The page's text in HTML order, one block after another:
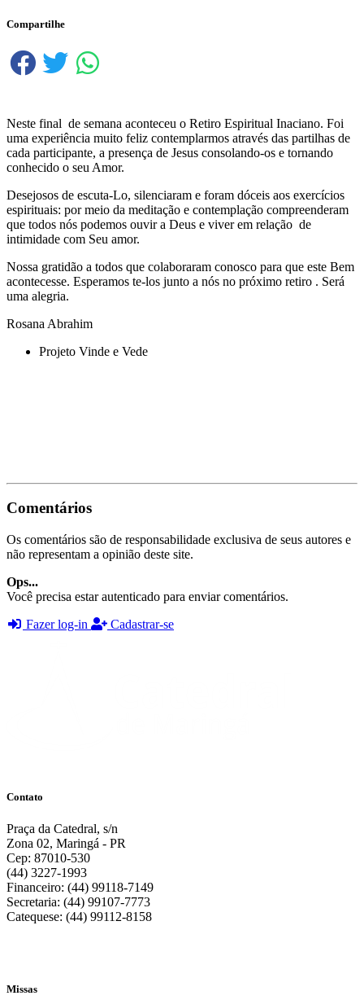
Compartilhe
Neste final de semana aconteceu o Retiro Espiritual Inaciano. Foi
uma experiência muito feliz contemplarmos através das partilhas de
cada participante, a presença de Jesus consolando-os e tornando
conhecido o seu Amor.
Desejosos de escuta-Lo, silenciaram e foram dóceis aos exercícios
espirituais: por meio da meditação e contemplação compreenderam
que todos nós podemos ouvir a Deus e viver em relação de
intimidade com Seu amor.
Nossa gratidão a todos que colaboraram conosco para que este Bem
acontecesse. Esperamos te-los junto a nós no próximo retiro . Será
uma alegria.
Rosana Abrahim
Projeto Vinde e Vede
Comentários
Os comentários são de responsabilidade exclusiva de seus autores e
não representam a opinião deste site.
Ops...
Você precisa estar autenticado para enviar comentários.
Fazer log-in
Cadastrar-se
Contato
Praça da Catedral, s/n
Zona 02, Maringá - PR
Cep: 87010-530
(44) 3227-1993
Financeiro: (44) 99118-7149
Secretaria: (44) 99107-7773
Catequese: (44) 99112-8158
Missas